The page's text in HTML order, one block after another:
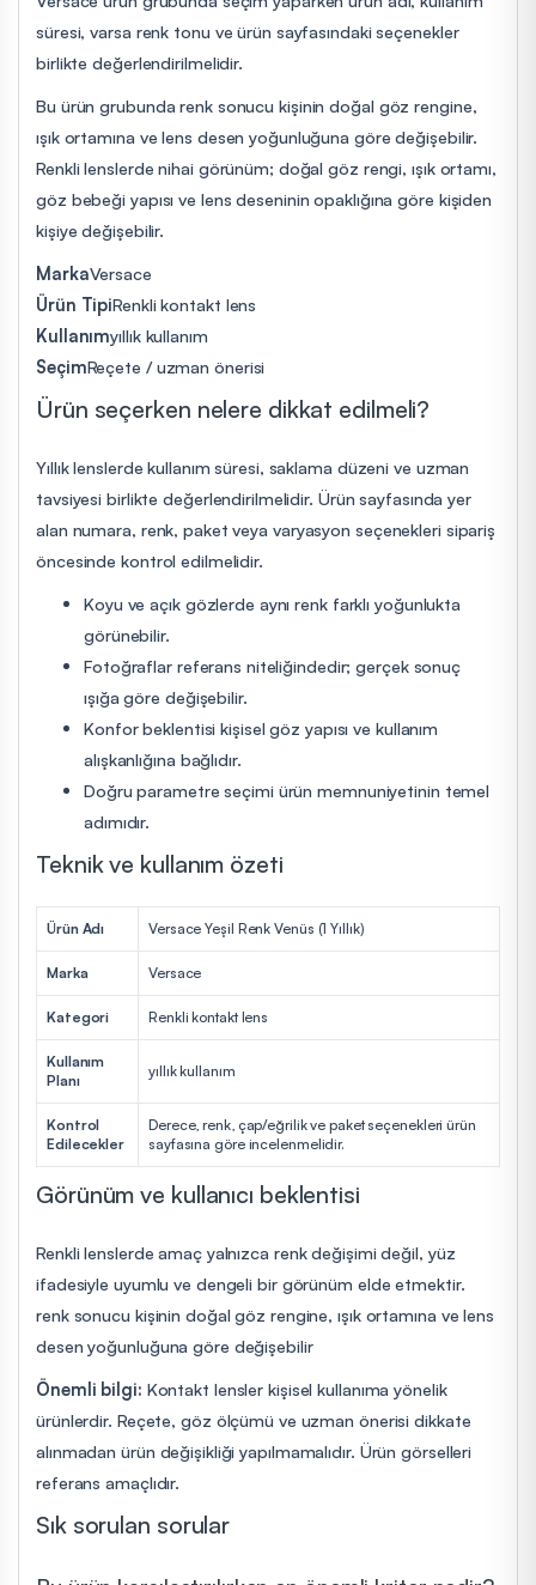
süresi, varsa renk tonu ve ürün sayfasındaki seçenekler
birlikte değerlendirilmelidir.
Bu ürün grubunda renk sonucu kişinin doğal göz rengine,
ışık ortamına ve lens desen yoğunluğuna göre değişebilir.
Renkli lenslerde nihai görünüm; doğal göz rengi, ışık ortamı,
göz bebeği yapısı ve lens deseninin opaklığına göre kişiden
kişiye değişebilir.
MarkaVersace
Ürün TipiRenkli kontakt lens
Kullanımyıllık kullanım
SeçimReçete / uzman önerisi
Ürün seçerken nelere dikkat edilmeli?
Yıllık lenslerde kullanım süresi, saklama düzeni ve uzman
tavsiyesi birlikte değerlendirilmelidir. Ürün sayfasında yer
alan numara, renk, paket veya varyasyon seçenekleri sipariş
öncesinde kontrol edilmelidir.
Koyu ve açık gözlerde aynı renk farklı yoğunlukta
görünebilir.
Fotoğraflar referans niteliğindedir; gerçek sonuç
ışığa göre değişebilir.
Konfor beklentisi kişisel göz yapısı ve kullanım
alışkanlığına bağlıdır.
Doğru parametre seçimi ürün memnuniyetinin temel
adımıdır.
Teknik ve kullanım özeti
Ürün Adı Versace Yeşil Renk Venüs (1 Yıllık)
Marka Versace
Kategori Renkli kontakt lens
Kullanım
Planı
yıllık kullanım
Kontrol
Edilecekler
Derece, renk, çap/eğrilik ve paket seçenekleri ürün
sayfasına göre incelenmelidir.
Görünüm ve kullanıcı beklentisi
Renkli lenslerde amaç yalnızca renk değişimi değil, yüz
ifadesiyle uyumlu ve dengeli bir görünüm elde etmektir.
renk sonucu kişinin doğal göz rengine, ışık ortamına ve lens
desen yoğunluğuna göre değişebilir
Önemli bilgi: Kontakt lensler kişisel kullanıma yönelik
ürünlerdir. Reçete, göz ölçümü ve uzman önerisi dikkate
alınmadan ürün değişikliği yapılmamalıdır. Ürün görselleri
referans amaçlıdır.
Sık sorulan sorular